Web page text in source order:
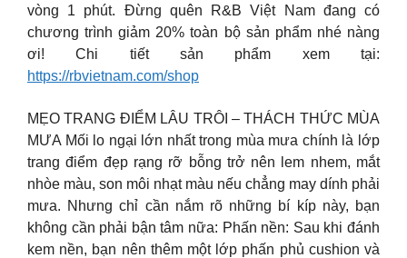
vòng 1 phút. Đừng quên R&B Việt Nam đang có
chương trình giảm 20% toàn bộ sản phẩm nhé nàng
ơi! Chi tiết sản phẩm xem tại:
https://rbvietnam.com/shop
MẸO TRANG ĐIỂM LÂU TRÔI – THÁCH THỨC MÙA
MƯA Mối lo ngại lớn nhất trong mùa mưa chính là lớp
trang điểm đẹp rạng rỡ bỗng trở nên lem nhem, mắt
nhòe màu, son môi nhạt màu nếu chẳng may dính phải
mưa. Nhưng chỉ cần nắm rõ những bí kíp này, bạn
không cần phải bận tâm nữa: Phấn nền: Sau khi đánh
kem nền, bạn nên thêm một lớp phấn phủ cushion và